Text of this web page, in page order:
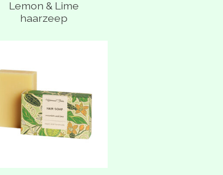
Lemon & Lime
haarzeep